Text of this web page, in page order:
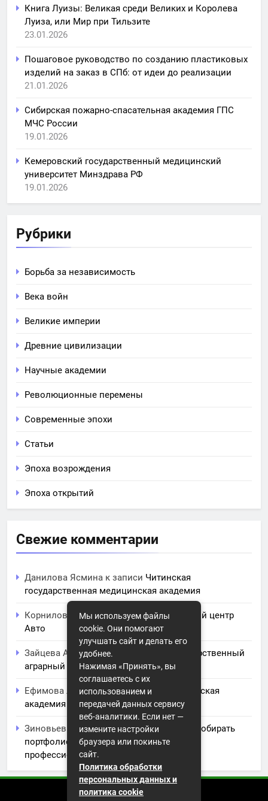
Книга Луизы: Великая среди Великих и Королева
Луиза, или Мир при Тильзите
23.01.2026
Пошаговое руководство по созданию пластиковых
изделий на заказ в СПб: от идеи до реализации
21.01.2026
Сибирская пожарно-спасательная академия ГПС
МЧС России
19.01.2026
Кемеровский государственный медицинский
университет Минздрава РФ
19.01.2026
Рубрики
Борьба за независимость
Века войн
Великие империи
Древние цивилизации
Научные академии
Революционные перемены
Современные эпохи
Статьи
Эпоха возрождения
Эпоха открытий
Свежие комментарии
Данилова Ясмина к записи Читинская
государственная медицинская академия
Корнилова Анитак записиЧПОУ Учебный центр
Авто
Зайцева Аринак записи
Курский государственный
аграрный университет им. И.И. Иванова
Ефимова Лидияк записиСеверо-Кавказская
академия управления
Зиновьев Радомирк записиИскусство собирать
портфолио: советы и заметки для
профессионального роста
Мы используем файлы
cookie. Они помогают
улучшать сайт и делать его
удобнее.
Нажимая «Принять», вы
соглашаетесь с их
использованием и
передачей данных сервису
веб-аналитики. Если нет —
измените настройки
браузера или покиньте
сайт.
Политика обработки
персональных данных и
политика cookie